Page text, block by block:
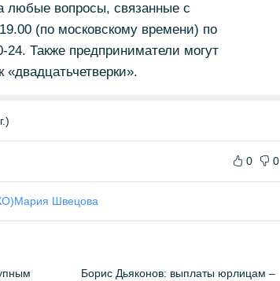
любые вопросы, связанные с
(по московскому времени) по
Также предприниматели могут
0 0
Мария Швецова
Борис Дьяконов: выплаты юрлицам –